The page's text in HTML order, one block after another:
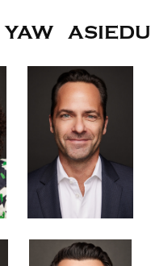
YAW   ASIEDU